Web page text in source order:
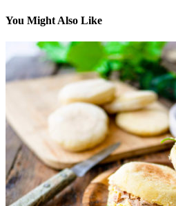
You Might Also Like